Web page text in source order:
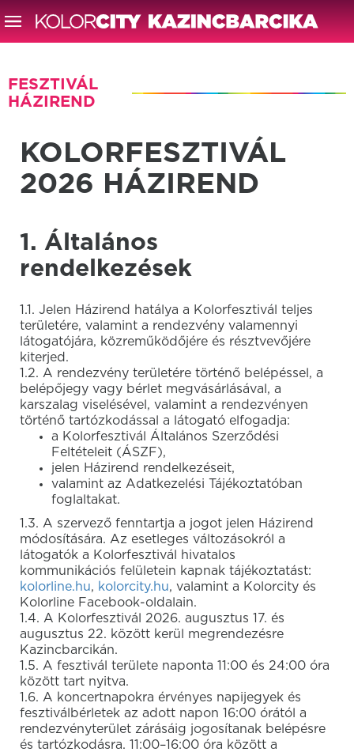
FESZTIVÁL
HÁZIREND
KOLORFESZTIVÁL
2026 HÁZIREND
1. Általános
rendelkezések
1.1. Jelen Házirend hatálya a Kolorfesztivál teljes
területére, valamint a rendezvény valamennyi
látogatójára, közreműködőjére és résztvevőjére
kiterjed.
1.2. A rendezvény területére történő belépéssel, a
belépőjegy vagy bérlet megvásárlásával, a
karszalag viselésével, valamint a rendezvényen
történő tartózkodással a látogató elfogadja:
a Kolorfesztivál Általános Szerződési
Feltételeit (ÁSZF),
jelen Házirend rendelkezéseit,
valamint az Adatkezelési Tájékoztatóban
foglaltakat.
1.3. A szervező fenntartja a jogot jelen Házirend
módosítására. Az esetleges változásokról a
látogatók a Kolorfesztivál hivatalos
kommunikációs felületein kapnak tájékoztatást:
kolorline.hu, kolorcity.hu, valamint a Kolorcity és
Kolorline Facebook-oldalain.
1.4. A Kolorfesztivál 2026. augusztus 17. és
augusztus 22. között kerül megrendezésre
Kazincbarcikán.
1.5. A fesztivál területe naponta 11:00 és 24:00 óra
között tart nyitva.
1.6. A koncertnapokra érvényes napijegyek és
fesztiválbérletek az adott napon 16:00 órától a
rendezvényterület zárásáig jogosítanak belépésre
és tartózkodásra. 11:00–16:00 óra között a